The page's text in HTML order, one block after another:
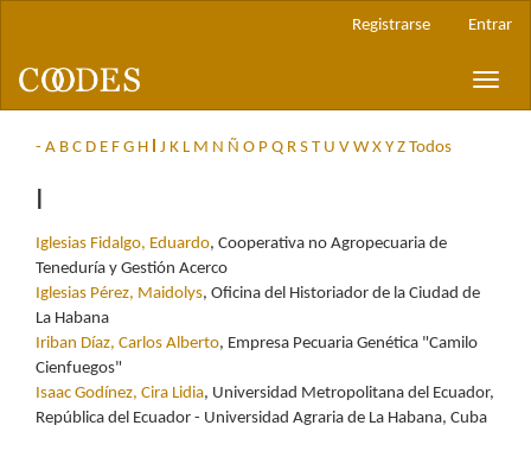
principal
Barra
Registrarse Entrar
Toggle
- A B C D E F G H I J K L M N Ñ O P Q R S T U V W X Y Z Todos
I
Iglesias Fidalgo, Eduardo, Cooperativa no Agropecuaria de
Teneduría y Gestión Acerco
Iglesias Pérez, Maidolys, Oficina del Historiador de la Ciudad de
La Habana
Iriban Díaz, Carlos Alberto, Empresa Pecuaria Genética "Camilo
Cienfuegos"
Isaac Godínez, Cira Lidia, Universidad Metropolitana del Ecuador,
República del Ecuador - Universidad Agraria de La Habana, Cuba